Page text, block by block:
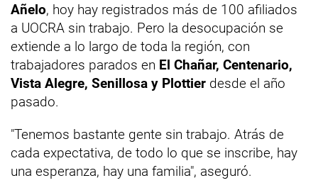
Añelo, hoy hay registrados más de 100 afiliados
a UOCRA sin trabajo. Pero la desocupación se
extiende a lo largo de toda la región, con
trabajadores parados en El Chañar, Centenario,
Vista Alegre, Senillosa y Plottier desde el año
pasado.
"Tenemos bastante gente sin trabajo. Atrás de
cada expectativa, de todo lo que se inscribe, hay
una esperanza, hay una familia", aseguró.